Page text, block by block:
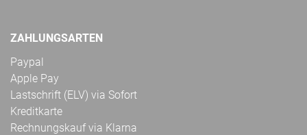
ZAHLUNGSARTEN
Paypal
Apple Pay
Lastschrift (ELV) via Sofort
Kreditkarte
Rechnungskauf via Klarna